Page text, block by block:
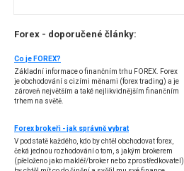
Forex - doporučené články:
Co je FOREX?
Základní informace o finančním trhu FOREX. Forex
je obchodování s cizími měnami (forex trading) a je
zároveň největším a také nejlikvidnějším finančním
trhem na světě.
Forex brokeři - jak správně vybrat
V podstatě každého, kdo by chtěl obchodovat forex,
čeká jednou rozhodování o tom, s jakým brokerem
(přeloženo jako makléř/broker nebo zprostředkovatel)